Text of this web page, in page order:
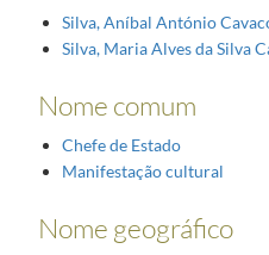
Silva, Aníbal António
Silva, Maria Alves da Silva
Nome comum
Chefe de Estado
Manifestação cultural
Nome geográfico